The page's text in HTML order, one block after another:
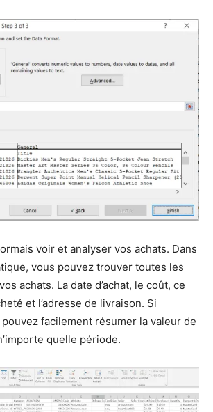
voir et analyser vos achats. Dans
vous pouvez trouver toutes les
achats. La date d’achat, le coût, ce
et l’adresse de livraison. Si
facilement résumer la valeur de
quelle période.